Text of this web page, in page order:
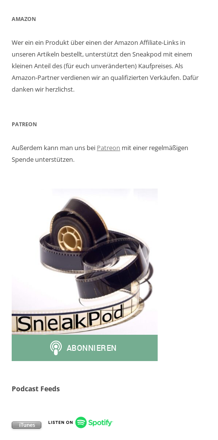
AMAZON
Wer ein ein Produkt über einen der Amazon Affiliate-Links in
unseren Artikeln bestellt, unterstützt den Sneakpod mit einem
kleinen Anteil des (für euch unveränderten) Kaufpreises. Als
Amazon-Partner verdienen wir an qualifizierten Verkäufen. Dafür
danken wir herzlichst.
PATREON
Außerdem kann man uns bei Patreon mit einer regelmäßigen
Spende unterstützen.
Podcast Feeds